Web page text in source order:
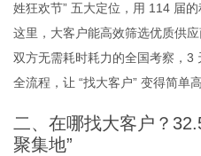
姓狂欢节” 五大定位，用 114 届
这里，大客户能高效筛选优质供
双方无需耗时耗力的全国考察，3
全流程，让 “找大客户” 变得简单高
二、在哪找大客户？
聚集地”